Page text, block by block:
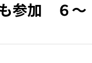
参加 ６～